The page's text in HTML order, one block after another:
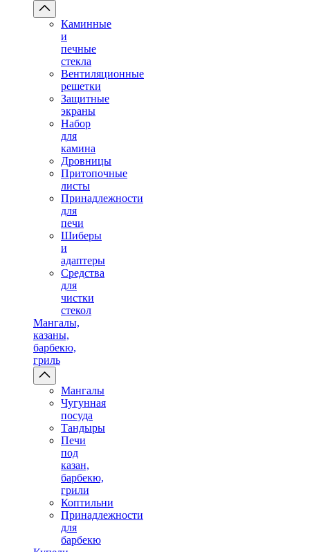
Каминные
и
печные
стекла
Вентиляционные
решетки
Защитные
экраны
Набор
для
камина
Дровницы
Притопочные
листы
Принадлежности
для
печи
Шиберы
и
адаптеры
Средства
для
чистки
стекол
Мангалы,
казаны,
барбекю,
гриль
Мангалы
Чугунная
посуда
Тандыры
Печи
под
казан,
барбекю,
грили
Коптильни
Принадлежности
для
барбекю